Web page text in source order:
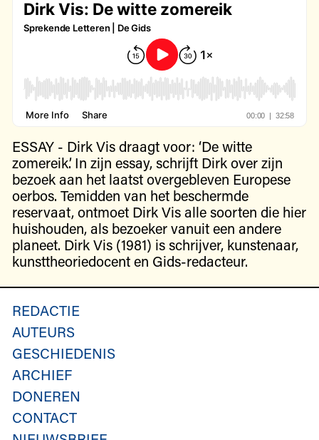
ESSAY - Dirk Vis draagt voor: ‘De witte
zomereik’. In zijn essay, schrijft Dirk over zijn
bezoek aan het laatst overgebleven Europese
oerbos. Temidden van het beschermde
reservaat, ontmoet Dirk Vis alle soorten die hier
huishouden, als bezoeker vanuit een andere
planeet. Dirk Vis (1981) is schrijver, kunstenaar,
kunsttheoriedocent en Gids-redacteur.
REDACTIE
AUTEURS
GESCHIEDENIS
ARCHIEF
DONEREN
CONTACT